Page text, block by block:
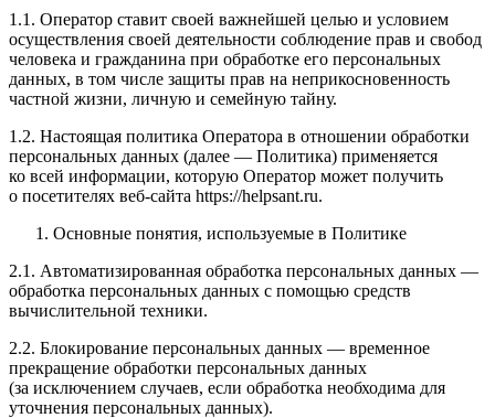
1.1. Оператор ставит своей важнейшей целью и условием
осуществления своей деятельности соблюдение прав и свобод
человека и гражданина при обработке его персональных
данных, в том числе защиты прав на неприкосновенность
частной жизни, личную и семейную тайну.
1.2. Настоящая политика Оператора в отношении обработки
персональных данных (далее — Политика) применяется
ко всей информации, которую Оператор может получить
о посетителях веб-сайта https://helpsant.ru.
Основные понятия, используемые в Политике
2.1. Автоматизированная обработка персональных данных —
обработка персональных данных с помощью средств
вычислительной техники.
2.2. Блокирование персональных данных — временное
прекращение обработки персональных данных
(за исключением случаев, если обработка необходима для
уточнения персональных данных).